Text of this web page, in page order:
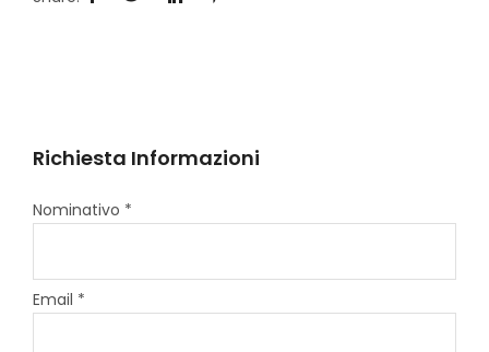
Richiesta Informazioni
Nominativo *
Email *